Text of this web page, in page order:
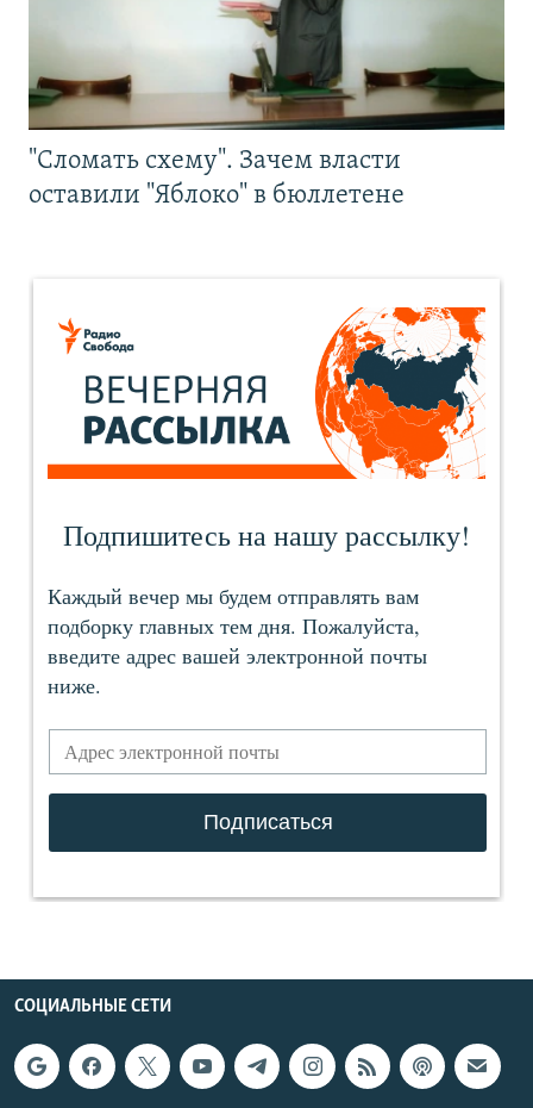
"Сломать схему". Зачем власти
оставили "Яблоко" в бюллетене
СОЦИАЛЬНЫЕ СЕТИ